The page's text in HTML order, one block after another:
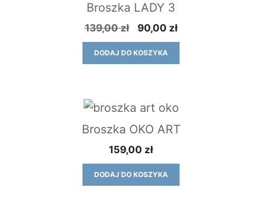
Broszka LADY 3
139,00zł
Pierwotna
cena
wynosiła:
90,00 złAktualna
cena
DODAJ DO KOSZYKA
Broszka OKO ART
159,00 zł
DODAJ DO KOSZYKA